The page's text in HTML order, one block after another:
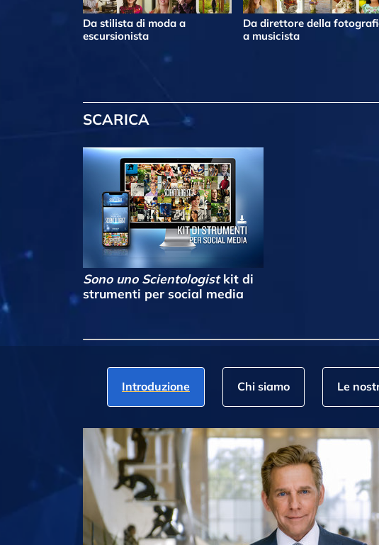
Da stilista di moda a
escursionista
Da direttore della
a musicista
SCARICA
Sono uno Scientologistkit di
strumenti per social media
Introduzione Chi siamo Le